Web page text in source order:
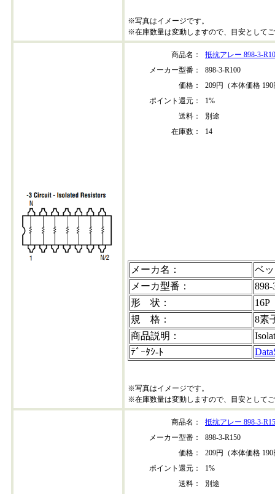
※写真はイメージです。
※在庫数量は変動しますので、目安として
商品名：
抵抗アレー 898-3-
メーカー型番：
898-3-R100
価格：
209円（本体価格
ポイント還元：
1%
送料：
別途
在庫数：
14
メーカ名：
ベ
メーカ型番：
898-
形 状：
16P
規 格：
8素
商品説明：
ﾃﾞｰﾀｼ-ﾄ
※写真はイメージです。
※在庫数量は変動しますので、目安として
商品名：
抵抗アレー 898-3-
メーカー型番：
898-3-R150
価格：
209円（本体価格
ポイント還元：
1%
送料：
別途